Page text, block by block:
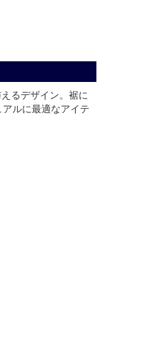
るデザイン。裾に
ルに最適なアイテ